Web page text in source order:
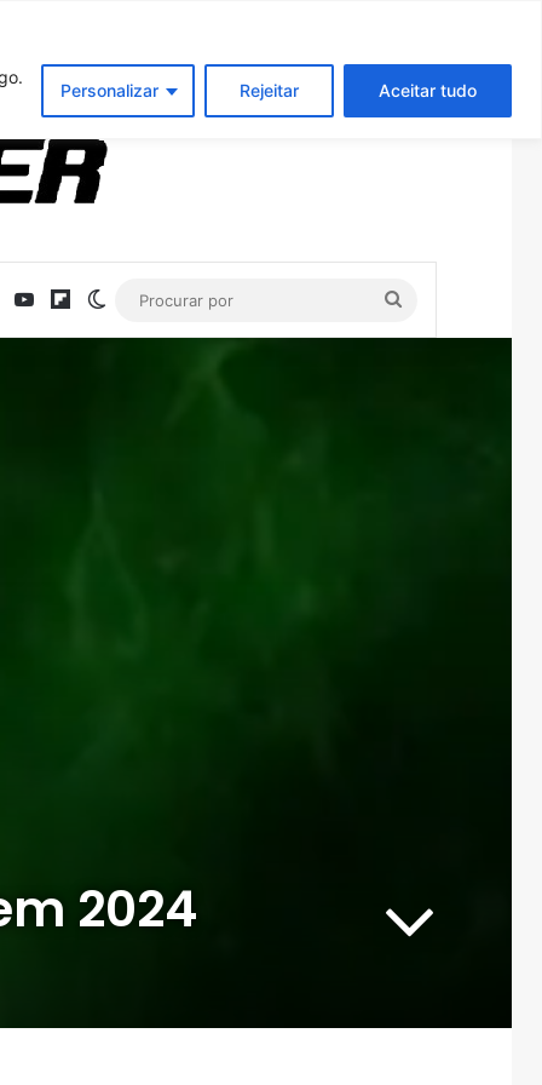
Personalizar Rejeitar Aceitar tudo
YouTubeFlipboardSwitch skin
por
2024